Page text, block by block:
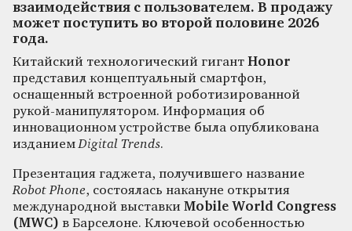
взаимодействия с пользователем. В продажу
может поступить во второй половине 2026
года.
Китайский технологический гигант Honor
представил концептуальный смартфон,
оснащенный встроенной роботизированной
рукой-манипулятором. Информация об
инновационном устройстве была опубликована
изданиемDigital Trends.
Презентация гаджета, получившего название
Robot Phone, состоялась накануне открытия
международной выставки Mobile World Congress
(MWC) в Барселоне. Ключевой особенностью